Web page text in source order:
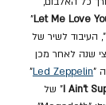
Let Me Love
"
שבוודאי הושפע מלהקת "Cream", העיבוד לשיר של
שנה לאחר מכן
"
Led Zeppelin
"
I Ain't" של